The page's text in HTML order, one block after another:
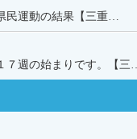
民運動の結果【三重…
週の始まりです。【三…